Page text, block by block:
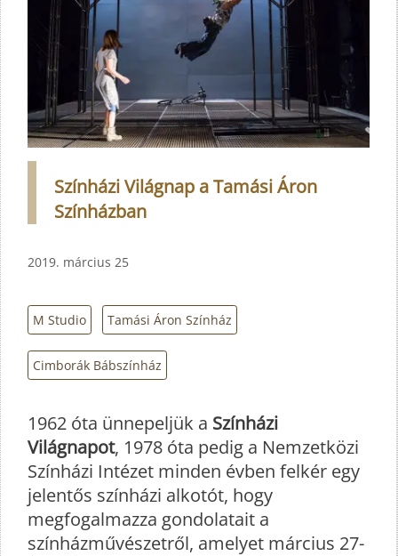
Színházi Világnap a Tamási Áron
Színházban
2019. március 25
M Studio Tamási Áron Színház
Cimborák Bábszínház
1962 óta ünnepeljük a Színházi
Világnapot, 1978 óta pedig a Nemzetközi
Színházi Intézet minden évben felkér egy
jelentős színházi alkotót, hogy
megfogalmazza gondolatait a
színházművészetről, amelyet március 27-